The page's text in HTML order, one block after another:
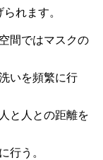
れます。
間ではマスクの
いを頻繁に行
人と人との距離を
行う。